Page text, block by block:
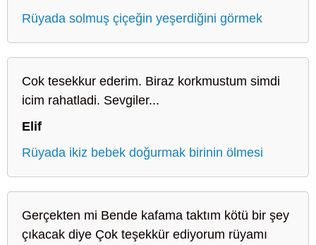
Rüyada solmuş çiçeğin yeşerdiğini görmek
Cok tesekkur ederim. Biraz korkmustum simdi
icim rahatladi. Sevgiler...
Elif
Rüyada ikiz bebek doğurmak birinin ölmesi
Gerçekten mi Bende kafama taktım kötü bir şey
çıkacak diye Çok teşekkür ediyorum rüyamı